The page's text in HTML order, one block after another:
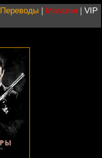
Переводы | Магазин | VIP